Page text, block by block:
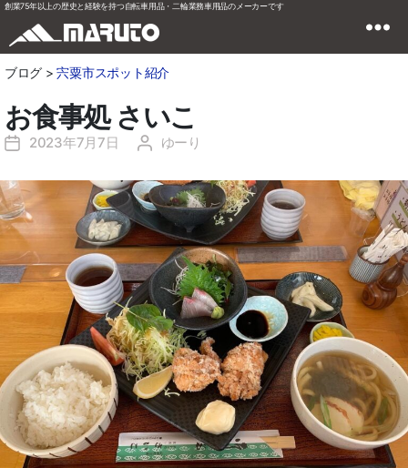
創業75年以上の歴史と経験を持つ自転車用品・二輪業務車用品のメーカーです
ブログ >宍粟市スポット紹介
お食事処 さいこ
投
日
2023年7月7日
投
者
ゆーり